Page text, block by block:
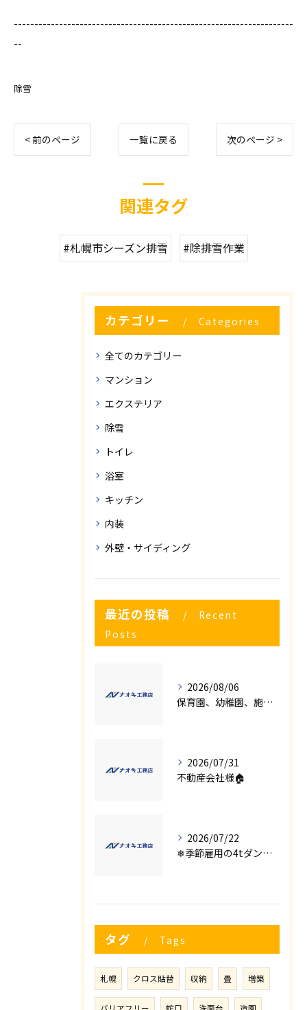
--------------------------------------------------------------------
--
除雪
< 前のページ 一覧に戻る 次のページ >
関連タグ
#札幌市シーズン排雪 #除排雪作業
カテゴリー Categories
全てのカテゴリー
マンション
エクステリア
除雪
トイレ
浴室
キッチン
内装
外壁・サイディング
最近の投稿
Recent
Posts
2026/08/06
保育園、幼稚園、施設様！！内装リフォームでお悩み事はございませんか？
2026/07/31
不動産会社様🏠
2026/07/22
❄季節雇用の4tダンプの運転手募集⛄
タグ Tags
札幌 クロス貼替 収納 畳 増築